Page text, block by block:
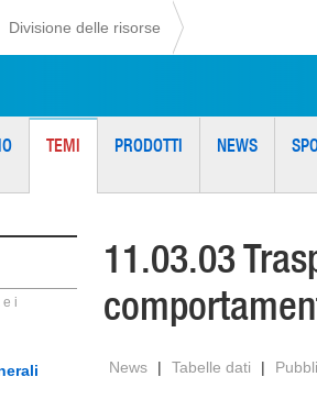
Divisione delle risorse
TEMI PRODOTTI NEWS
e i
11.03.03
News | Tabelle dati |